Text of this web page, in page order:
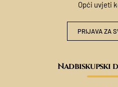
Opći uvjeti
PRIJAVA ZA
Nadbiskupski